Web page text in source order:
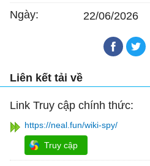
Ngày:
22/06/2026
Liên kết tải về
Link Truy cập chính thức:
https://neal.fun/wiki-spy/
Truy cập